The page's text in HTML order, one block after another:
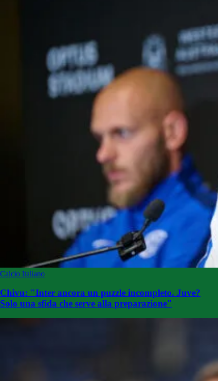
Calcio Italiano
Chivu: "Inter ancora un puzzle incompleto. Juve?
Solo una sfida che serve alla preparazione"